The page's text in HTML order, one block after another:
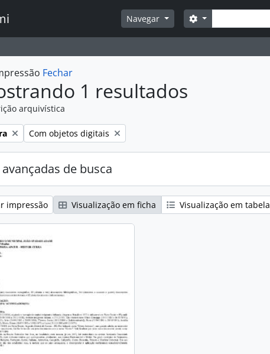
Navegar Buscar
Opções de busca
Fechar
1 resultados
arquivística
Remover filtro:
Com objetos digitais
de busca
impressão Visualização em ficha Visualização em tabela